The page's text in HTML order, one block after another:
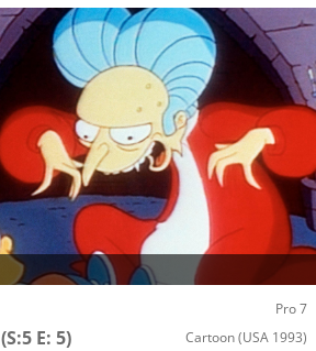
Pro 7
(S:5 E: 5) Cartoon(USA 1993)